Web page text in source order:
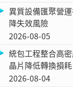
異質設備匯聚營
降失效風險
2026-08-05
統包工程整合高
晶片降低轉換損耗
2026-08-04